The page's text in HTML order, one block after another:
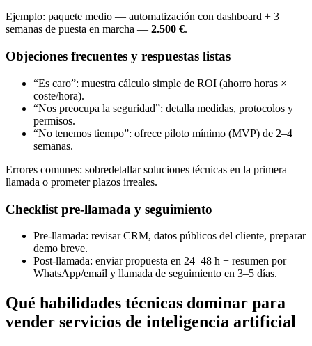
Ejemplo: paquete medio — automatización con dashboard + 3
semanas de puesta en marcha — 2.500 €.
Objeciones frecuentes y respuestas listas
“Es caro”: muestra cálculo simple de ROI (ahorro horas ×
coste/hora).
“Nos preocupa la seguridad”: detalla medidas, protocolos y
permisos.
“No tenemos tiempo”: ofrece piloto mínimo (MVP) de 2–4
semanas.
Errores comunes: sobredetallar soluciones técnicas en la primera
llamada o prometer plazos irreales.
Checklist pre-llamada y seguimiento
Pre-llamada: revisar CRM, datos públicos del cliente, preparar
demo breve.
Post-llamada: enviar propuesta en 24–48 h + resumen por
WhatsApp/email y llamada de seguimiento en 3–5 días.
Qué habilidades técnicas dominar para
vender servicios de inteligencia artificial